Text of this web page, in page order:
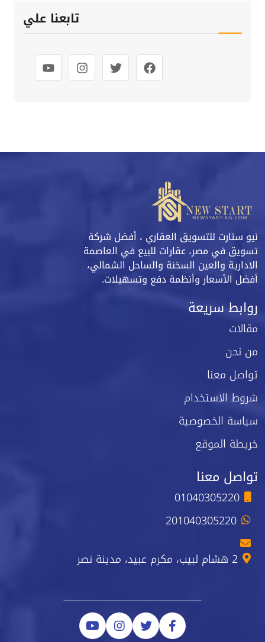
تابعنا علي
نيو ستارت للتسويق العقاري ، أفضل شركة
تسويق في مصر، عقارات للبيع في العاصمة
الادارية والعين السخنة والساحل الشمالي،
أفضل الأسعار وأنظمة دفع وتسهيلات.
روابط سريعة
مقالات
من نحن
تواصل معنا
شروط الاستخدام
سياسة الخصوصية
خريطة الموقع
تواصل معنا
01040305220
201040305220
2 هشام لبيب، مكرم عبيد، مدينة نصر